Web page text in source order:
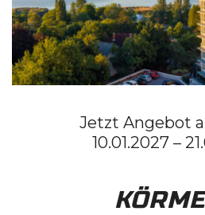
Jetzt Angebot
10.01.2027 –